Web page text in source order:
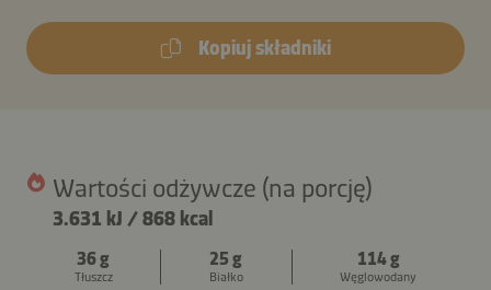
Kopiuj składniki
Wartości odżywcze (na porcję)
3.631 kJ /868 kcal
36 g
Tłuszcz
25 g
Białko
114 g
Węglowodany